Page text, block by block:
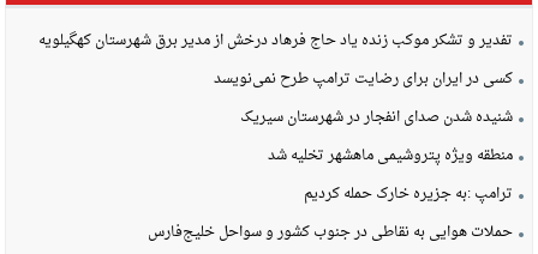
تفدیر و تشکر موکب زنده یاد حاج فرهاد درخش از مدیر برق شهرستان کهگیلویه
کسی در ایران برای رضایت ترامپ طرح نمی‌نویسد
شنیده شدن صدای انفجار در شهرستان سیریک
منطقه ویژه پتروشیمی ماهشهر تخلیه شد
ترامپ :به جزیره خارک حمله کردیم
حملات هوایی به نقاطی در جنوب کشور و سواحل خلیج‌فارس